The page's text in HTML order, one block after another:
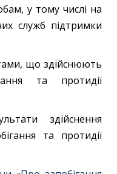
у тому числі на
служб підтримки
що здійснюють
та протидії
здійснення
та протидії